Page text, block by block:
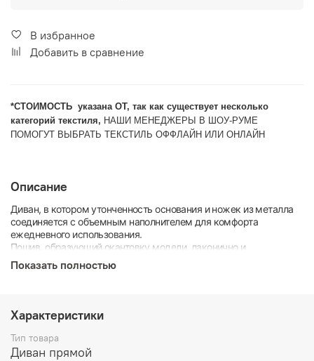
В избранное
Добавить в сравнение
*CТОИМОСТЬ указана ОТ, так как существует несколько
категорий текстиля, НАШИ МЕНЕДЖЕРЫ В ШОУ-РУМЕ
ПОМОГУТ ВЫБРАТЬ ТЕКСТИЛЬ ОФФЛАЙН ИЛИ ОНЛАЙН
Описание
Диван, в котором утонченность основания и ножек из металла
соединяется с объемным наполнителем для комфорта
ежедневного использования.
Пошив, образующий окантовку модели, лаконично и
ненавязчиво украшает ее.
Особое внимание стоит акцентировать на эксклюзивных ножках
Показать полностью
Характеристики
Тип товара
Диван прямой